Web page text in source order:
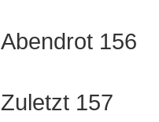
Abendrot 156
Zuletzt 157